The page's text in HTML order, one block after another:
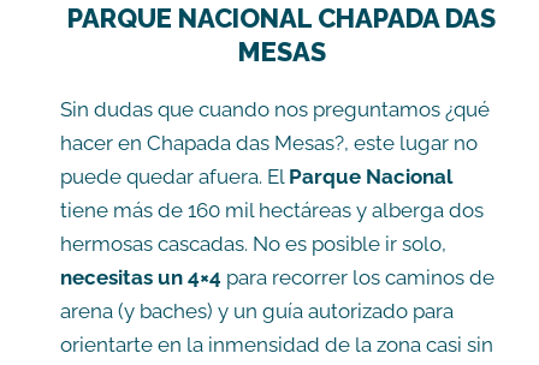
PARQUE NACIONAL CHAPADA DAS
MESAS
Sin dudas que cuando nos preguntamos ¿qué
hacer en Chapada das Mesas?, este lugar no
puede quedar afuera. El Parque Nacional
tiene más de 160 mil hectáreas y alberga dos
hermosas cascadas. No es posible ir solo,
necesitas un 4×4 para recorrer los caminos de
arena (y baches) y un guía autorizado para
orientarte en la inmensidad de la zona casi sin